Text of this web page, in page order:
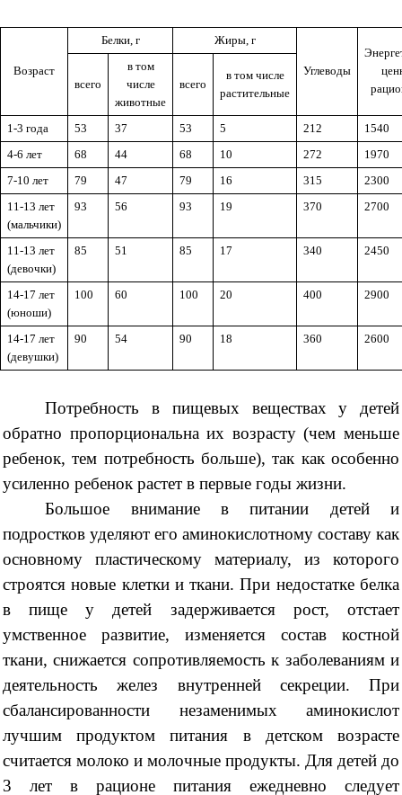
Возраст
Белки, г Жиры, г
Углеводы
всего
в том
числе
животные
всего
в том числе
растительные
1-3 года 53 37 53 5 212
1540
4-6 лет
68 44 68 10 272
1970
7-10 лет
79 47 79 16 315
2300
11-13 лет
(мальчики)
93 56 93 19 370 2700
11-13 лет
(девочки)
85 51 85 17 340 2450
14-17 лет
(юноши)
100 60 100 20 400 2900
14-17 лет
(девушки)
90 54 90 18 360 2600
Потребность в пищевых веществах у детей
обратно пропорциональна их возрасту (чем меньше
ребенок, тем потребность больше), так как особенно
усиленно ребенок растет в первые годы жизни.
Большое внимание в питании детей и
подростков уделяют его аминокислотному составу как
основному пластическому материалу, из которого
строятся новые клетки и ткани. При недостатке белка
в пище у детей задерживается рост, отстает
умственное развитие, изменяется состав костной
ткани, снижается сопротивляемость к заболеваниям и
деятельность желез внутренней секреции. При
сбалансированности незаменимых аминокислот
лучшим продуктом питания в детском возрасте
считается молоко и молочные продукты. Для детей до
3 лет в рационе питания ежедневно следует